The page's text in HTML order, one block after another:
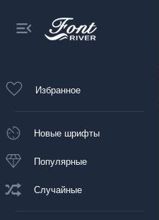
Избранное
Новые шрифты
Популярные
Случайные